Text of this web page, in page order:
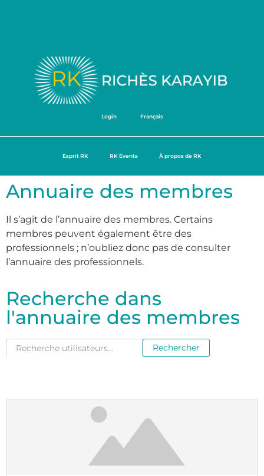
Login Français
Esprit RK RK Events À propos de RK
Annuaire des membres
Il s’agit de l’annuaire des membres. Certains
membres peuvent également être des
professionnels ; n’oubliez donc pas de consulter
l’annuaire des professionnels.
Recherche dans
l'annuaire des membres
Recherche utilisateurs...
Recherche utilisateurs... Rechercher